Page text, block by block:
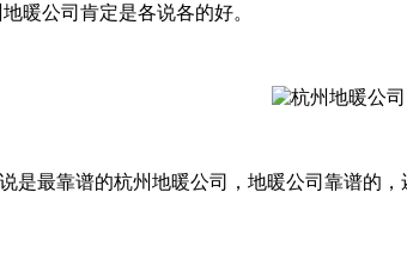
暖公司肯定是各说各的好。
最靠谱的杭州地暖公司，地暖公司靠谱的，